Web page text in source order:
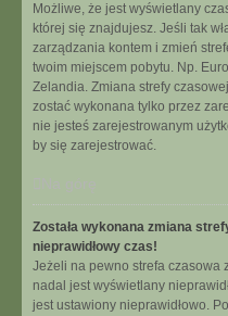
Możliwe, że jest wyświetlany
której się znajdujesz. Jeśli tak
zarządzania kontem i zmień
twoim miejscem pobytu. Np.
Zelandia. Zmiana strefy
zostać wykonana tylko przez
nie jesteś zarejestrowanym
by się zarejestrować.
Została wykonana zmiana
nieprawidłowy czas!
Jeżeli na pewno strefa czasowa
nadal jest wyświetlany
jest ustawiony nieprawidłowo.